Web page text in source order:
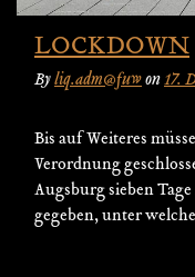
LOCKDOWN
Byliq.adm@fuwon17.
Bis auf Weiteres
Verordnung
Augsburg sieben
gegeben, unter